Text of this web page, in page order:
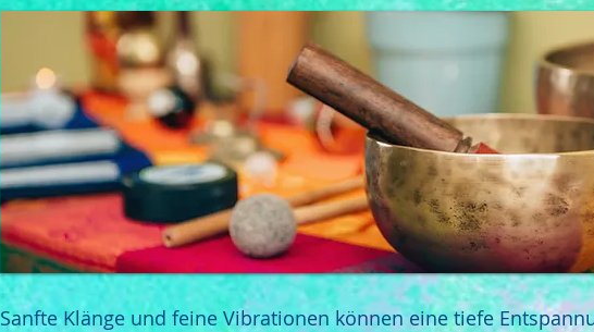
Sanfte Klänge und feine Vibrationen können eine tiefe